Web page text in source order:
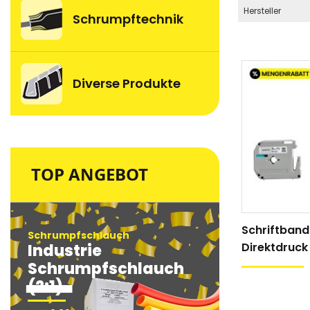
TOP ANGEBOT
Schrumpfschlauch
Industrie
Schrumpfschlauch
(2:1)
Industrie
Schrumpftechnik
Diverse Produkte
Hersteller
Schriftband
Direktdruck